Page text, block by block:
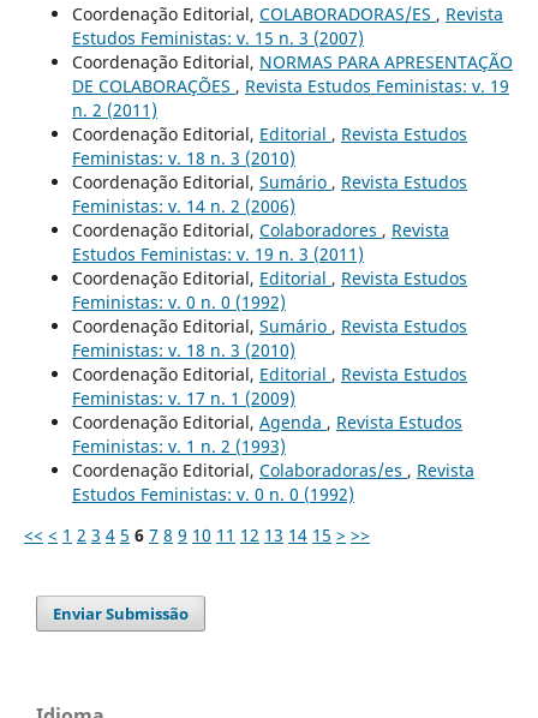
Coordenação Editorial, COLABORADORAS/ES , Revista
Estudos Feministas: v. 15 n. 3 (2007)
Coordenação Editorial, NORMAS PARA APRESENTAÇÃO
DE COLABORAÇÕES , Revista Estudos Feministas: v. 19
n. 2 (2011)
Coordenação Editorial, Editorial , Revista Estudos
Feministas: v. 18 n. 3 (2010)
Coordenação Editorial, Sumário , Revista Estudos
Feministas: v. 14 n. 2 (2006)
Coordenação Editorial, Colaboradores , Revista
Estudos Feministas: v. 19 n. 3 (2011)
Coordenação Editorial, Editorial , Revista Estudos
Feministas: v. 0 n. 0 (1992)
Coordenação Editorial, Sumário , Revista Estudos
Feministas: v. 18 n. 3 (2010)
Coordenação Editorial, Editorial , Revista Estudos
Feministas: v. 17 n. 1 (2009)
Coordenação Editorial, Agenda , Revista Estudos
Feministas: v. 1 n. 2 (1993)
Coordenação Editorial, Colaboradoras/es , Revista
Estudos Feministas: v. 0 n. 0 (1992)
<< < 1 2 3 4 5 6 7 8 9 10 11 12 13 14 15 > >>
Enviar Submissão